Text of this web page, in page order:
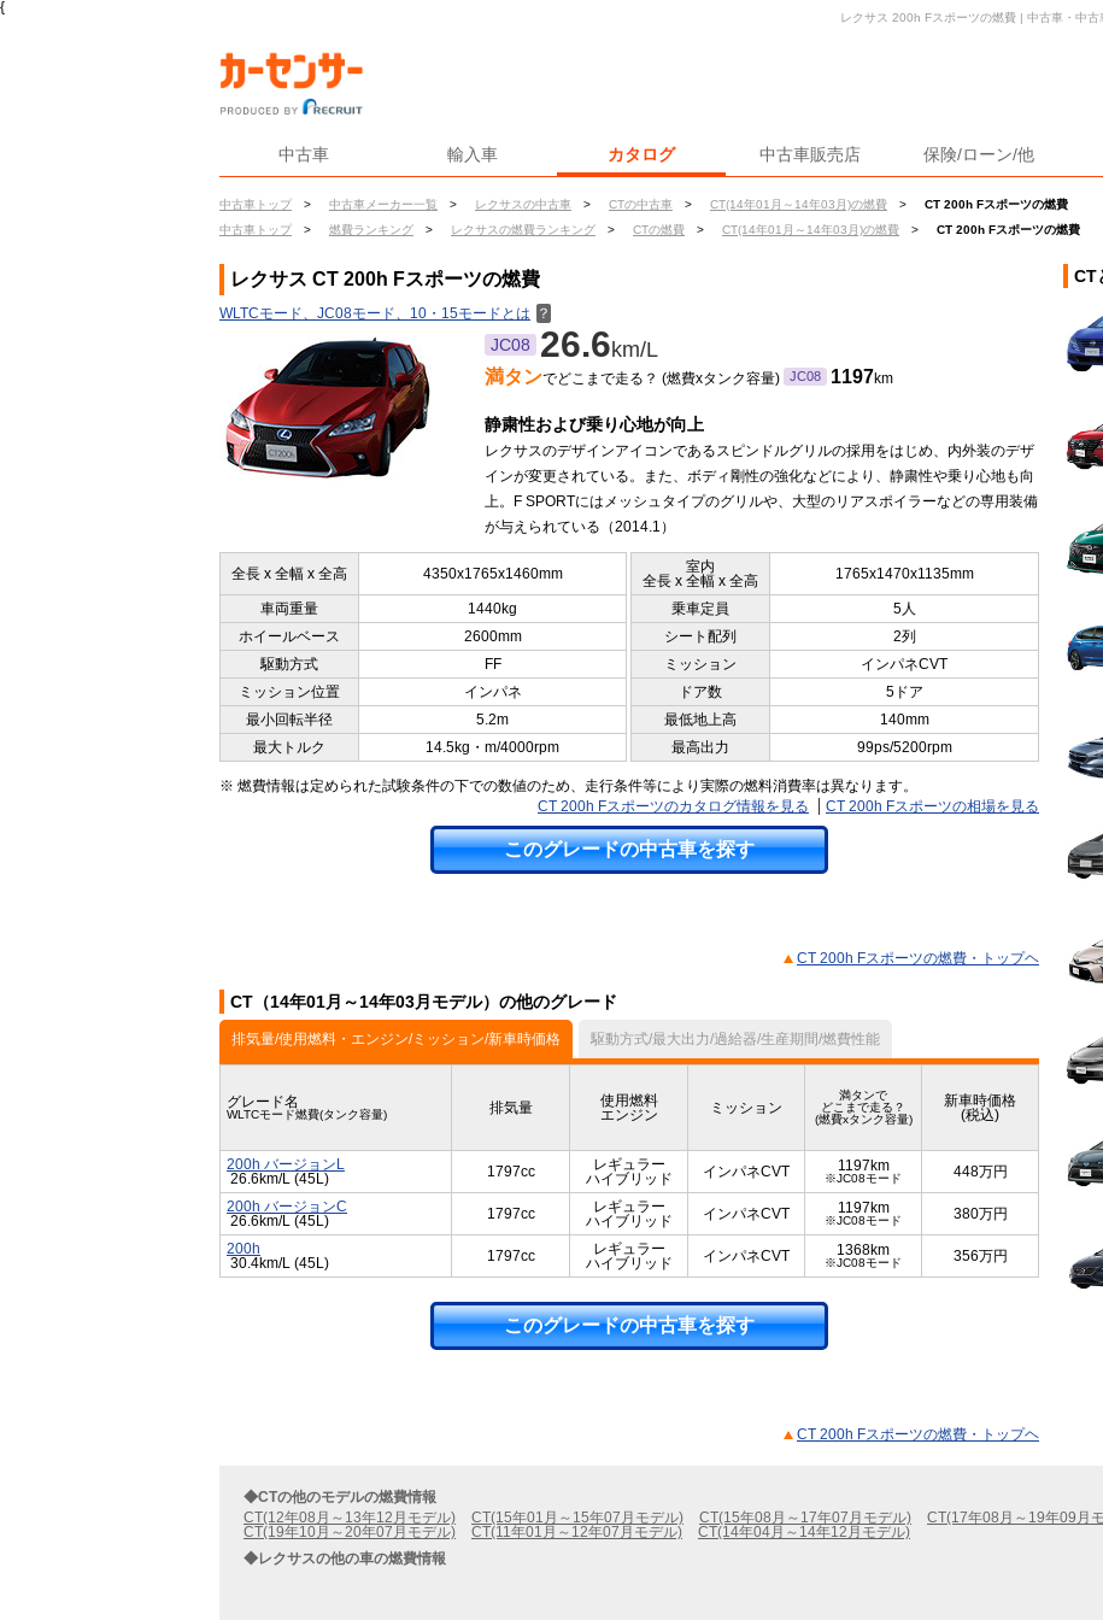
{
中古車 輸入車 カタログ 中古車販売店 保険/ローン/他
中古車トップ > 中古車メーカー一覧 > レクサスの中古車 > CTの中古車 > CT(14年01月～14年03月)の燃費 >
CT 200h Fスポーツの燃費
中古車トップ
> 燃費ランキング > レクサスの燃費ランキング > CTの燃費 > CT(14年01月～14年03月)の燃費 > CT 200h Fスポーツの燃費
レクサス 200h Fスポーツの燃費 | 中古車・中古
レクサス CT 200h Fスポーツの燃費
WLTCモード、JC08モード、10・15モードとは ？
JC08 26.6km/L
満タンでどこまで走る？ (燃費xタンク容量) JC08 1197km
静粛性および乗り心地が向上
レクサスのデザインアイコンであるスピンドルグリルの採用をはじめ、内外装のデザ
インが変更されている。また、ボディ剛性の強化などにより、静粛性や乗り心地も向
上。F SPORTにはメッシュタイプのグリルや、大型のリアスポイラーなどの専用装備
が与えられている（2014.1）
全長 x 全幅 x 全高 4350x1765x1460mm
室内
全長 x 全幅 x 全高
1765x1470x1135mm
車両重量 1440kg 乗車定員
5人
ホイールベース
2600mm シート配列
2列
駆動方式
FF ミッション
インパネCVT
ミッション位置
インパネ ドア数
5ドア
最小回転半径
5.2m 最低地上高
140mm
最大トルク
14.5kg・m/4000rpm 最高出力 99ps/5200rpm
※ 燃費情報は定められた試験条件の下での数値のため、走行条件等により実際の燃料消費率は異なります。
CT 200h Fスポーツのカタログ情報を見る
CT 200h Fスポーツの相場を見る
このグレードの中古車を探す
CT 200h Fスポーツの燃費・トップヘ
CT（14年01月～14年03月モデル）の他のグレード
排気量/使用燃料・エンジン/ミッション/新車時価格 駆動方式/最大出力/過給器/生産期間/燃費性能
グレード名
WLTCモード燃費(タンク容量) 排気量
使用燃料
エンジン
ミッション
満タンで
どこまで走る？
(燃費xタンク容量)
新車時価格
(税込)
200h バージョンL
26.6km/L (45L)
1797cc
レギュラー
ハイブリッド
インパネCVT 1197km
※JC08モード 448万円
200h バージョンC
26.6km/L (45L)
1797cc
レギュラー
ハイブリッド
インパネCVT 1197km
※JC08モード 380万円
200h
30.4km/L (45L)
1797cc
レギュラー
ハイブリッド
インパネCVT 1368km
※JC08モード 356万円
このグレードの中古車を探す
CT 200h Fスポーツの燃費・トップヘ
CT
◆CTの他のモデルの燃費情報
CT(12年08月～13年12月モデル)
CT(15年01月～15年07月モデル) CT(15年08月～17年07月モデル)
CT(17年08月～19年09月
CT(19年10月～20年07月モデル)
CT(11年01月～12年07月モデル)
CT(14年04月～14年12月モデル)
◆レクサスの他の車の燃費情報